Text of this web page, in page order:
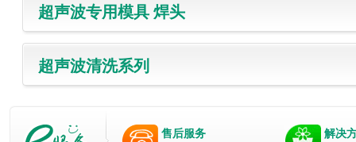
超声波专用模具 焊头
超声波清洗系列
售后服务 解决